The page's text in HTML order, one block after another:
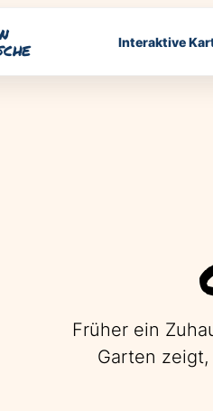
Interaktive
Früher ein
Garten